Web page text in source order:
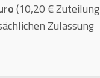
(10,20 € Zuteilung
Zulassung